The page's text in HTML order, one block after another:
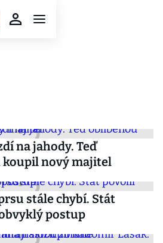
na jahody. Teď
nový majitel
stále chybí. Stát
postup